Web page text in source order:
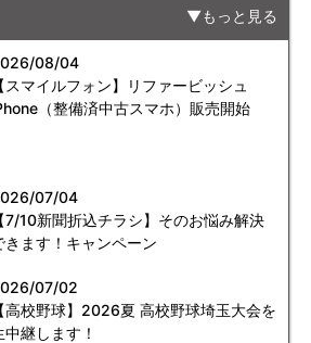
もっと見る
08/04
【スマイルフォン】リファービッシュ
（整備済中古スマホ）販売開始
07/04
【7/10新聞折込チラシ】そのお悩み解決
きます！キャンペーン
07/02
【高校野球】2026夏 高校野球埼玉大会を
中継します！